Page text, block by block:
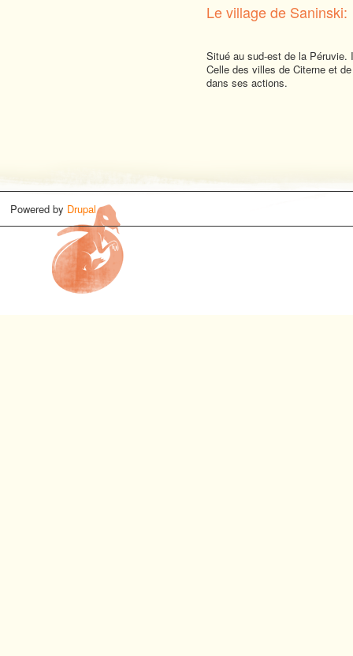
Le village de Saninski:
Situé au sud-est de la
Celle des villes de Citerne et
dans ses actions.
Powered by Drupal